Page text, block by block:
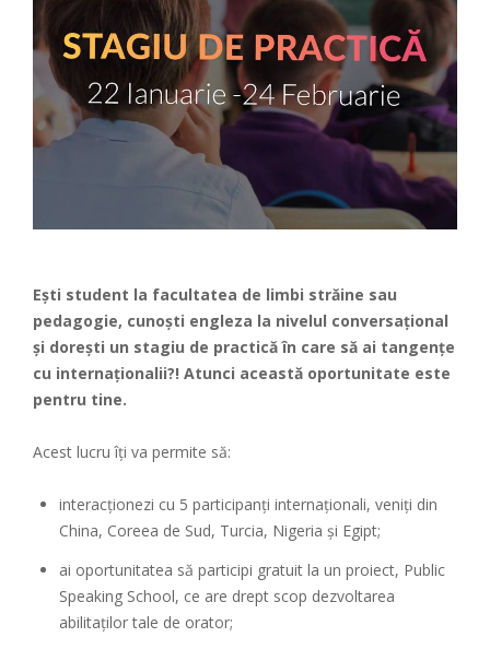
Ești student la facultatea de limbi străine sau
pedagogie, cunoști engleza la nivelul conversațional
și dorești un stagiu de practică în care să ai tangențe
cu internaționalii?! Atunci această oportunitate este
pentru tine.
Acest lucru îți va permite să:
interacționezi cu 5 participanți internaționali, veniți din
China, Coreea de Sud, Turcia, Nigeria și Egipt;
ai oportunitatea să participi gratuit la un proiect, Public
Speaking School, ce are drept scop dezvoltarea
abilitaților tale de orator;